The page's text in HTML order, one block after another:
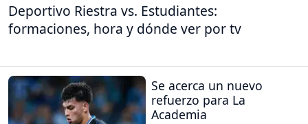
Deportivo Riestra vs. Estudiantes:
formaciones, hora y dónde ver por tv
Se acerca un nuevo
refuerzo para La
Academia